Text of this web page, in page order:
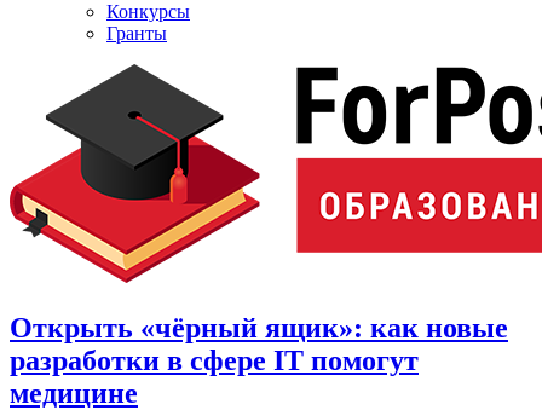
Конкурсы
Гранты
Открыть «чёрный ящик»: как новые
разработки в сфере IT помогут
медицине